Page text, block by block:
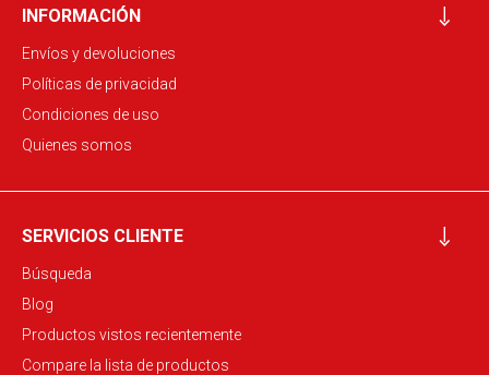
INFORMACIÓN
Envíos y devoluciones
Políticas de privacidad
Condiciones de uso
Quienes somos
SERVICIOS CLIENTE
Búsqueda
Blog
Productos vistos recientemente
Compare la lista de productos